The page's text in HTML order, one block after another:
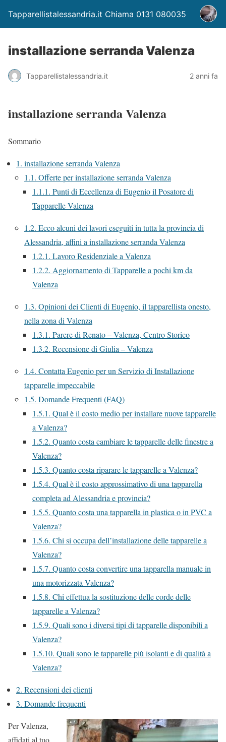
Tapparellistalessandria.it Chiama 0131 080035
installazione serranda Valenza
Tapparellistalessandria.it 2 anni fa
installazione serranda Valenza
Sommario
1. installazione serranda Valenza
1.1. Offerte per installazione serranda Valenza
1.1.1. Punti di Eccellenza di Eugenio il Posatore di
Tapparelle Valenza
1.2. Ecco alcuni dei lavori eseguiti in tutta la provincia di
Alessandria, affini a installazione serranda Valenza
1.2.1. Lavoro Residenziale a Valenza
1.2.2. Aggiornamento di Tapparelle a pochi km da
Valenza
1.3. Opinioni dei Clienti di Eugenio, il tapparellista onesto,
nella zona di Valenza
1.3.1. Parere di Renato – Valenza, Centro Storico
1.3.2. Recensione di Giulia – Valenza
1.4. Contatta Eugenio per un Servizio di Installazione
tapparelle impeccabile
1.5. Domande Frequenti (FAQ)
1.5.1. Qual è il costo medio per installare nuove tapparelle
a Valenza?
1.5.2. Quanto costa cambiare le tapparelle delle finestre a
Valenza?
1.5.3. Quanto costa riparare le tapparelle a Valenza?
1.5.4. Qual è il costo approssimativo di una tapparella
completa ad Alessandria e provincia?
1.5.5. Quanto costa una tapparella in plastica o in PVC a
Valenza?
1.5.6. Chi si occupa dell’installazione delle tapparelle a
Valenza?
1.5.7. Quanto costa convertire una tapparella manuale in
una motorizzata Valenza?
1.5.8. Chi effettua la sostituzione delle corde delle
tapparelle a Valenza?
1.5.9. Quali sono i diversi tipi di tapparelle disponibili a
Valenza?
1.5.10. Quali sono le tapparelle più isolanti e di qualità a
Valenza?
2. Recensioni dei clienti
3. Domande frequenti
Per Valenza,
affidati al tuo